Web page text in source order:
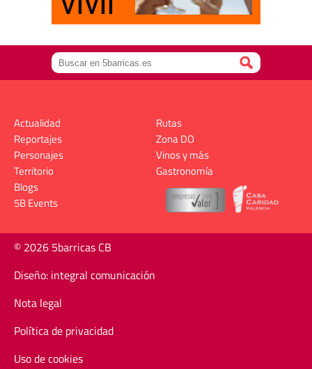
Actualidad
Reportajes
Personajes
Territorio
Rutas
Zona DO
Vinos y más
Gastronomía
Blogs
5B Events
© 2026 5barricas CB
Diseño: integral comunicación
Nota legal
Política de privacidad
Uso de cookies